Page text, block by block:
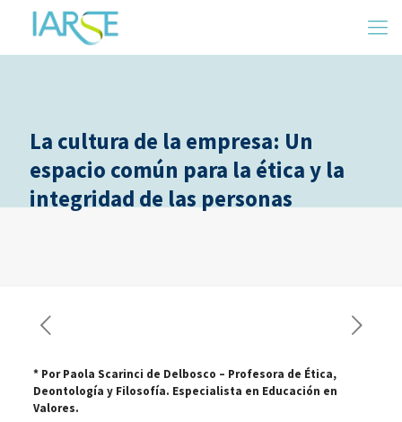
La cultura de la empresa: Un
espacio común para la ética y la
integridad de las personas
* Por Paola Scarinci de Delbosco – Profesora de Ética,
Deontología y Filosofía. Especialista en Educación en
Valores.